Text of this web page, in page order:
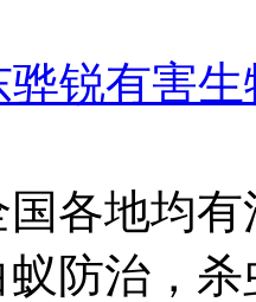
骅锐有害
各地均
防治，